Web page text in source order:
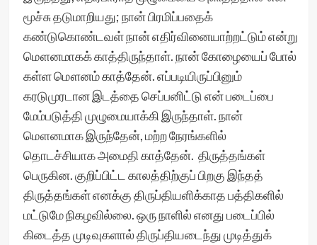
மூச்சு தடுமாறியது; நான் பிரமிப்பதைக்
கண்டுகொண்டவள் நான் எதிர்வினையாற்றட்டும் என்று
மௌனமாகக் காத்திருந்தாள். நான் கோழையைப் போல்
கள்ள மௌனம் காத்தேன். எப்படியிருப்பினும்
கரடுமுரடான இடத்தை செப்பனிட்டு என் படைப்பை
மேம்படுத்தி முழுமையாக்கி இருந்தாள். நான்
மௌனமாக இருந்தேன், மற்ற நேரங்களில்
தொடச்சியாக அமைதி காத்தேன். திருத்தங்கள்
பெருகின. குறிப்பிட்ட காலத்திற்குப் பிறகு இந்தத்
திருத்தங்கள் எனக்கு திருப்தியளிக்காத பத்திகளில்
மட்டுமே நிகழவில்லை. ஒரு நாளில் எனது படைப்பில்
கிடைத்த முடிவுகளால் திருப்தியடைந்து முடித்துக்